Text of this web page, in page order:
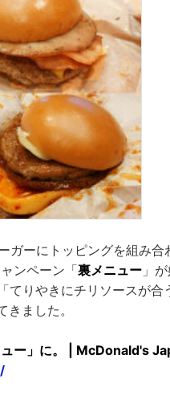
ガーにトッピングを組み合
ンペーン「裏メニュー 」
てりやきにチリソースが合
ました。
ー」に。 | McDonald's